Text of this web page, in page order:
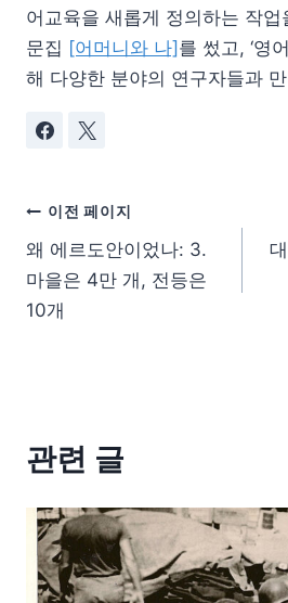
어교육을 새롭게 정의하는 작
문집 [어머니와 나] 를 썼고, ‘영
해 다양한 분야의 연구자들과
이전 페이지
왜 에르도안이었나: 3.
마을은 4만 개, 전등은
10개
관련 글